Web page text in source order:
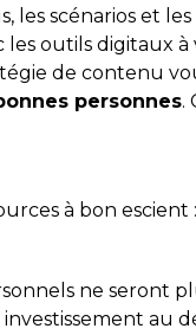
les scénarios et
les outils digitaux
de contenu
personnes.
à bon escient :
ne seront
au